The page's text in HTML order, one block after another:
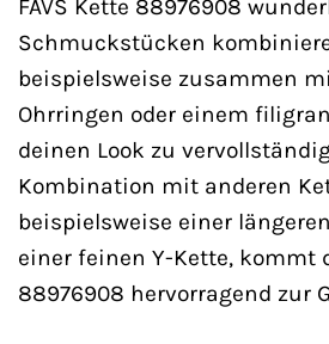
FAVS Kette 88976908
Schmuckstücken
beispielsweise zusammen
Ohrringen oder einem
deinen Look zu
Kombination mit anderen
beispielsweise einer
einer feinen Y-Kette, kommt
88976908 hervorragend zur